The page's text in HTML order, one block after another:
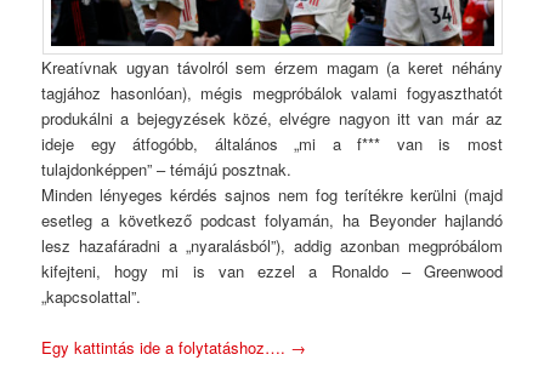
Kreatívnak ugyan távolról sem érzem magam (a keret néhány
tagjához hasonlóan), mégis megpróbálok valami fogyaszthatót
produkálni a bejegyzések közé, elvégre nagyon itt van már az
ideje egy átfogóbb, általános „mi a f*** van is most
tulajdonképpen” – témájú posztnak.
Minden lényeges kérdés sajnos nem fog terítékre kerülni (majd
esetleg a következő podcast folyamán, ha Beyonder hajlandó
lesz hazafáradni a „nyaralásból”), addig azonban megpróbálom
kifejteni, hogy mi is van ezzel a Ronaldo – Greenwood
„kapcsolattal”.
Egy kattintás ide a folytatáshoz…. →